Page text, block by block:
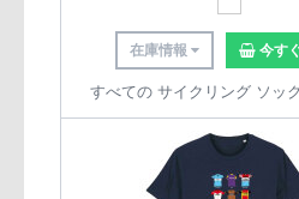
在庫情報 今す
すべての サイクリング ソッ